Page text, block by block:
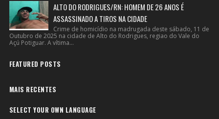
ALTO DO RODRIGUES/RN: HOMEM DE 26 ANOS É
ASSASSINADO A TIROS NA CIDADE
Crime de homicídio na madrugada deste sábado, 11 de
Outubro de 2025 na cidade de Alto do Rodrigues, regiao do Vale do
Açú Potiguar. A vítima...
FEATURED POSTS
MAIS RECENTES
SELECT YOUR OWN LANGUAGE